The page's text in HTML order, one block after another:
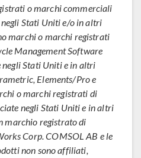
o marchi commerciali
Stati Uniti e/o in altri
marchi o marchi registrati
Management Software
negli Stati Uniti e in altri
Elements/Pro e
o marchi registrati di
negli Stati Uniti e in altri
marchio registrato di
Corp. COMSOL AB e le
non sono affiliati,